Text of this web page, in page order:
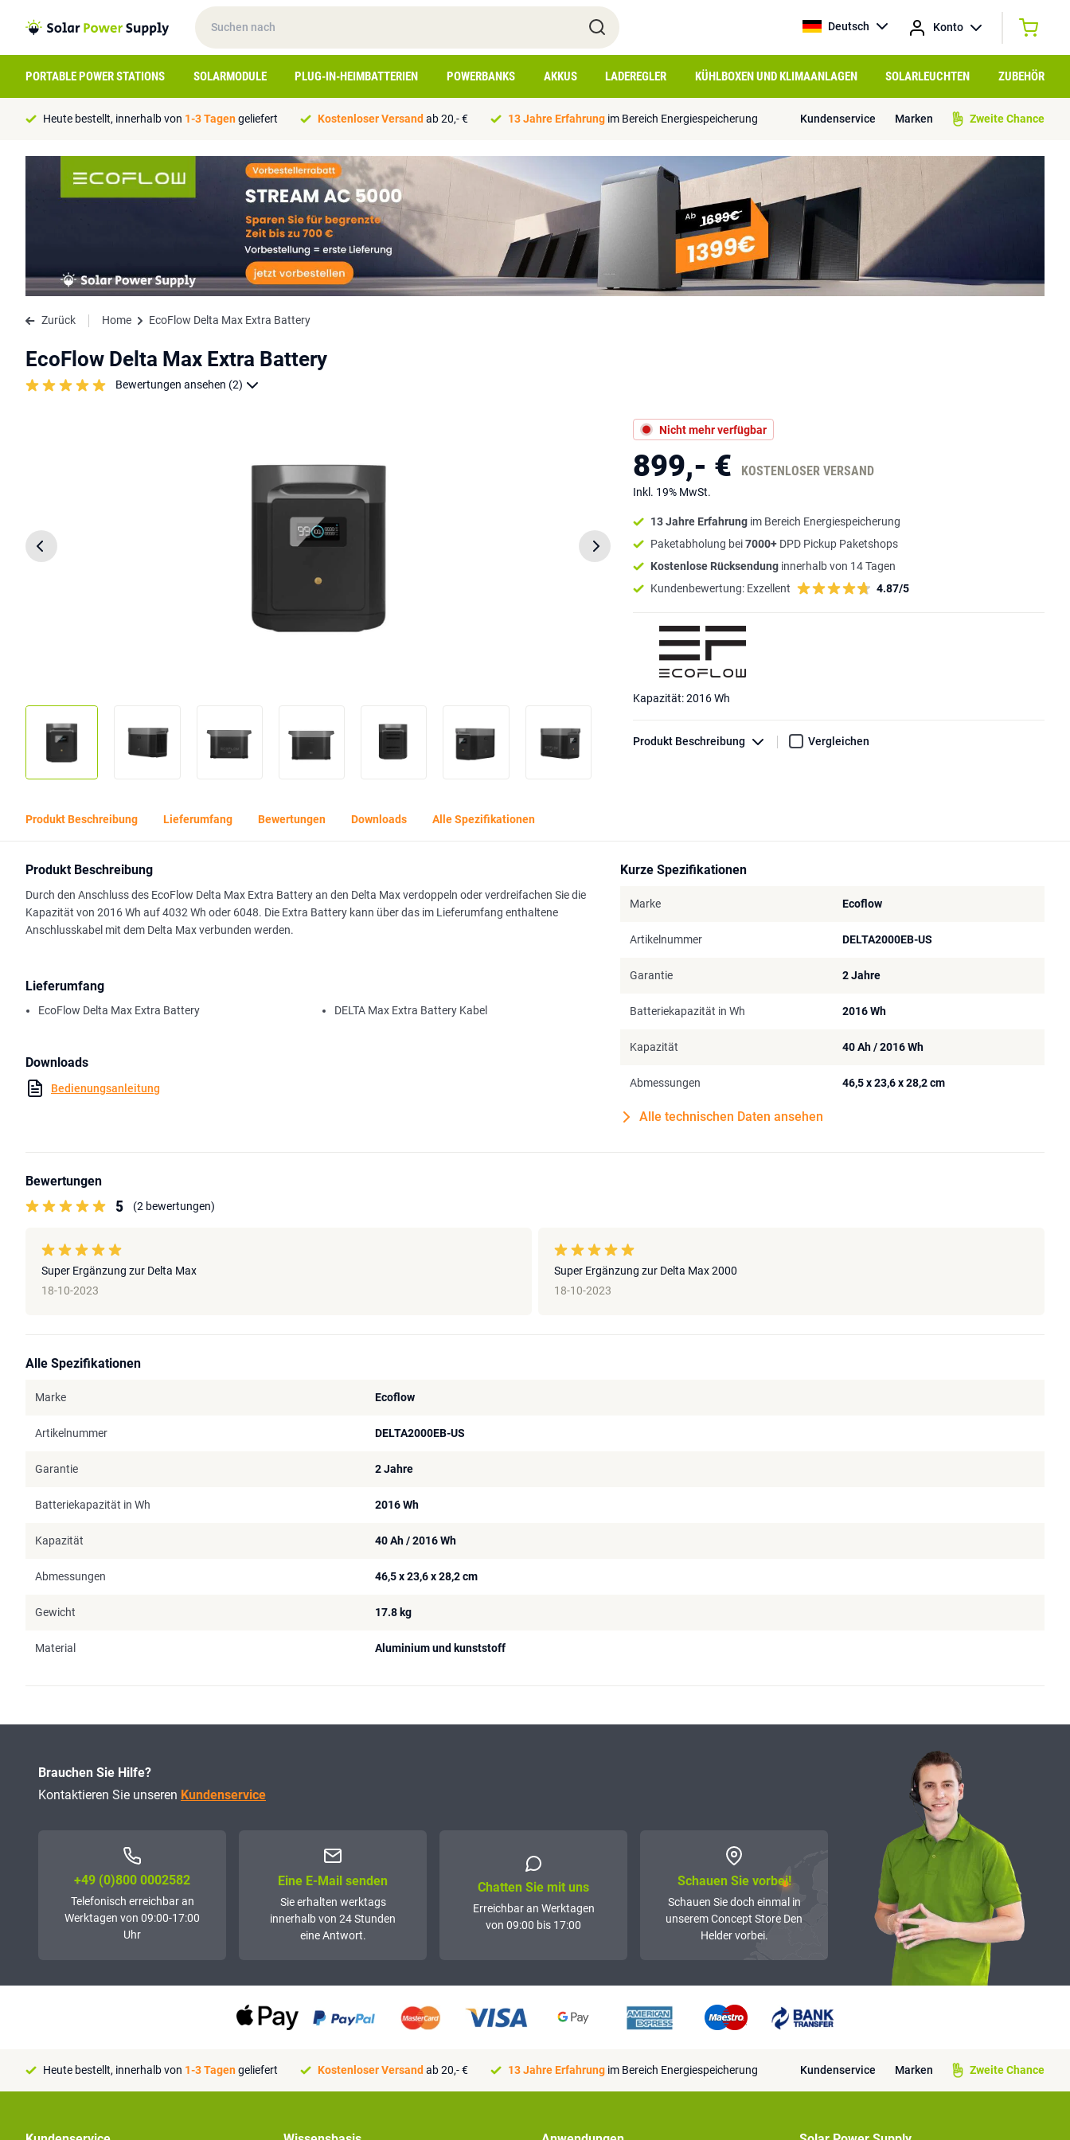
Deutsch Konto
PORTABLE POWER STATIONS SOLARMODULE PLUG-IN-HEIMBATTERIEN POWERBANKS AKKUS LADEREGLER KÜHLBOXEN UND KLIMAANLAGEN SOLARLEUCHTEN ZUBEHÖR
Heute bestellt, innerhalb von 1-3 Tagengeliefert Kostenloser Versand ab 20,- € 13 Jahre Erfahrung im Bereich Energiespeicherung Kundenservice Marken Zweite Chance
Zurück Home EcoFlow Delta Max Extra Battery
EcoFlow Delta Max Extra Battery
Bewertungen ansehen (2)
Nicht mehr verfügbar
899,- € KOSTENLOSER VERSAND
Inkl. 19% MwSt.
13 Jahre Erfahrung im Bereich Energiespeicherung
Paketabholung bei7000+ DPD Pickup Paketshops
Kostenlose Rücksendung innerhalb von 14 Tagen
Kundenbewertung: Exzellent 4.87/5
Kapazität: 2016 Wh
Produkt Beschreibung Vergleichen
Produkt Beschreibung Lieferumfang Bewertungen Downloads Alle Spezifikationen
Produkt Beschreibung
Durch den Anschluss des EcoFlow Delta Max Extra Battery an den Delta Max verdoppeln oder verdreifachen Sie die
Kapazität von 2016 Wh auf 4032 Wh oder 6048. Die Extra Battery kann über das im Lieferumfang enthaltene
Anschlusskabel mit dem Delta Max verbunden werden.
Lieferumfang
EcoFlow Delta Max Extra Battery DELTA Max Extra Battery Kabel
Downloads
Bedienungsanleitung
Kurze Spezifikationen
Marke Ecoflow
Artikelnummer DELTA2000EB-US
Garantie 2 Jahre
Batteriekapazität in Wh 2016 Wh
Kapazität 40 Ah / 2016 Wh
Abmessungen 46,5 x 23,6 x 28,2 cm
Alle technischen Daten ansehen
Bewertungen
5 (2 bewertungen)
Super Ergänzung zur Delta Max
18-10-2023
Super Ergänzung zur Delta Max 2000
18-10-2023
Alle Spezifikationen
Marke Ecoflow
Artikelnummer DELTA2000EB-US
Garantie 2 Jahre
Batteriekapazität in Wh 2016 Wh
Kapazität 40 Ah / 2016 Wh
Abmessungen 46,5 x 23,6 x 28,2 cm
Gewicht 17.8 kg
Material Aluminium und kunststoff
Brauchen Sie Hilfe?
Kontaktieren Sie unseren Kundenservice
+49 (0)800 0002582
Telefonisch erreichbar an
Werktagen von 09:00-17:00
Uhr
Eine E-Mail senden
Sie erhalten werktags
innerhalb von 24 Stunden
eine Antwort.
Chatten Sie mit uns
Erreichbar an Werktagen
von 09:00 bis 17:00
Schauen Sie vorbei!
Schauen Sie doch einmal in
unserem Concept Store Den
Helder vorbei.
Heute bestellt, innerhalb von 1-3 Tagengeliefert Kostenloser Versand ab 20,- € 13 Jahre Erfahrung im Bereich Energiespeicherung Kundenservice Marken Zweite Chance